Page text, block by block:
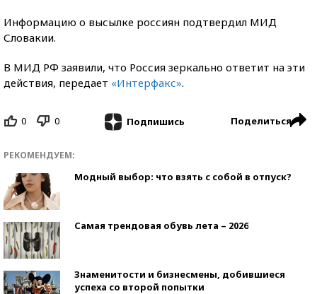
Информацию о высылке россиян подтвердил МИД
Словакии.
В МИД РФ заявили, что Россия зеркально ответит на эти
действия, передает «Интерфакс».
0 0 Подпишись Поделиться
РЕКОМЕНДУЕМ:
Модный выбор: что взять с собой в отпуск?
Самая трендовая обувь лета – 2026
Знаменитости и бизнесмены, добившиеся
успеха со второй попытки